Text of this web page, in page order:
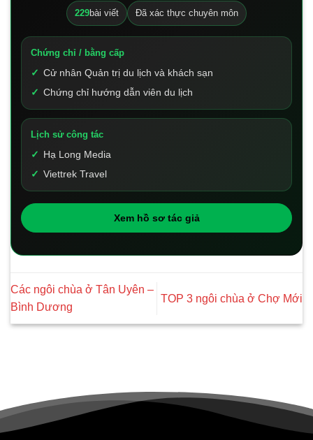
229bài viết Đã xác thực chuyên môn
Chứng chỉ / bằng cấp
Cử nhân Quản trị du lịch và khách sạn
Chứng chỉ hướng dẫn viên du lịch
Lịch sử công tác
Hạ Long Media
Viettrek Travel
Xem hồ sơ tác giả
Các ngôi chùa ở Tân Uyên –
Bình Dương
TOP 3 ngôi chùa ở Chợ Mới